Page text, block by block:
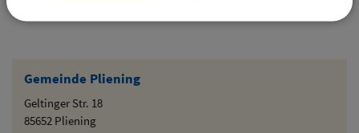
Gemeinde Pliening
Geltinger Str. 18
85652 Pliening